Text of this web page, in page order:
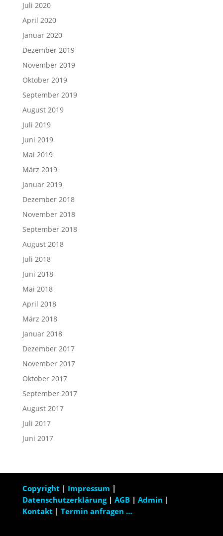
Juli 2020
April 2020
Januar 2020
Dezember 2019
November 2019
Oktober 2019
September 2019
August 2019
Juli 2019
Juni 2019
Mai 2019
März 2019
Januar 2019
Dezember 2018
November 2018
September 2018
August 2018
Juli 2018
Juni 2018
Mai 2018
April 2018
März 2018
Januar 2018
Dezember 2017
November 2017
Oktober 2017
September 2017
August 2017
Juli 2017
Juni 2017
Copyright | Impressum |
Datenschutzerklärung | AGB | Admin |
Kontakt | Termin anfragen …